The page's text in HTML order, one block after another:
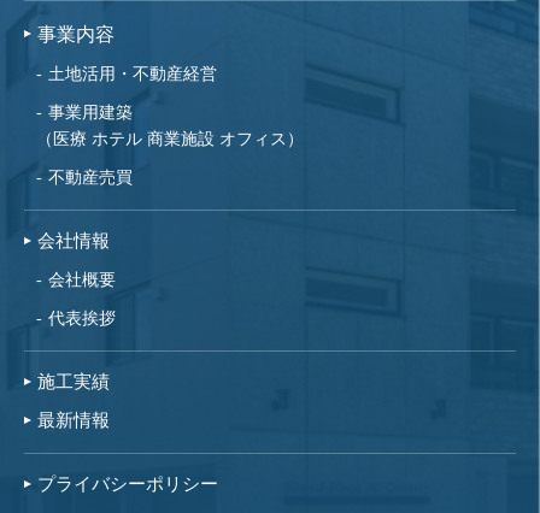
事業内容
土地活用・不動産経営
事業用建築
（医療 ホテル 商業施設 オフィス）
不動産売買
会社情報
会社概要
代表挨拶
施工実績
最新情報
プライバシーポリシー